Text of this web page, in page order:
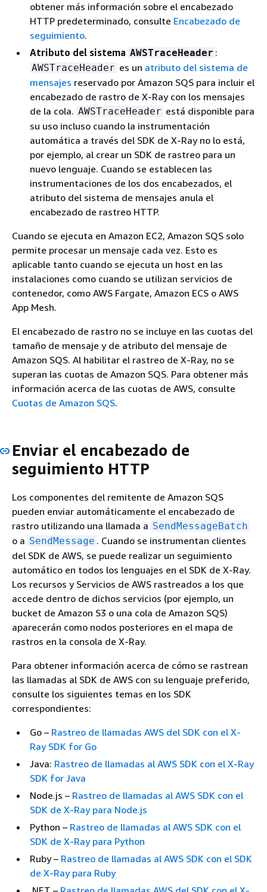
obtener más información sobre el encabezado
HTTP predeterminado, consulte Encabezado de
seguimiento.
Atributo del sistema AWSTraceHeader :
AWSTraceHeader es un atributo del sistema de
mensajes reservado por Amazon SQS para incluir el
encabezado de rastro de X-Ray con los mensajes
de la cola. AWSTraceHeader está disponible para
su uso incluso cuando la instrumentación
automática a través del SDK de X-Ray no lo está,
por ejemplo, al crear un SDK de rastreo para un
nuevo lenguaje. Cuando se establecen las
instrumentaciones de los dos encabezados, el
atributo del sistema de mensajes anula el
encabezado de rastreo HTTP.
Cuando se ejecuta en Amazon EC2, Amazon SQS solo
permite procesar un mensaje cada vez. Esto es
aplicable tanto cuando se ejecuta un host en las
instalaciones como cuando se utilizan servicios de
contenedor, como AWS Fargate, Amazon ECS o AWS
App Mesh.
El encabezado de rastro no se incluye en las cuotas del
tamaño de mensaje y de atributo del mensaje de
Amazon SQS. Al habilitar el rastreo de X-Ray, no se
superan las cuotas de Amazon SQS. Para obtener más
información acerca de las cuotas de AWS, consulte
Cuotas de Amazon SQS.
Enviar el encabezado de
seguimiento HTTP
Los componentes del remitente de Amazon SQS
pueden enviar automáticamente el encabezado de
rastro utilizando una llamada a SendMessageBatch
o a SendMessage . Cuando se instrumentan clientes
del SDK de AWS, se puede realizar un seguimiento
automático en todos los lenguajes en el SDK de X-Ray.
Los recursos y Servicios de AWS rastreados a los que
accede dentro de dichos servicios (por ejemplo, un
bucket de Amazon S3 o una cola de Amazon SQS)
aparecerán como nodos posteriores en el mapa de
rastros en la consola de X-Ray.
Para obtener información acerca de cómo se rastrean
las llamadas al SDK de AWS con su lenguaje preferido,
consulte los siguientes temas en los SDK
correspondientes:
Go – Rastreo de llamadas AWS del SDK con el X-
Ray SDK for Go
Java: Rastreo de llamadas al AWS SDK con el X-Ray
SDK for Java
Node.js – Rastreo de llamadas al AWS SDK con el
SDK de X-Ray para Node.js
Python – Rastreo de llamadas al AWS SDK con el
SDK de X-Ray para Python
Ruby – Rastreo de llamadas al AWS SDK con el SDK
de X-Ray para Ruby